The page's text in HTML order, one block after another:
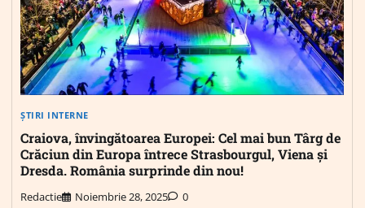
ȘTIRI INTERNE
Craiova, învingătoarea Europei: Cel mai bun Târg de
Crăciun din Europa întrece Strasbourgul, Viena și
Dresda. România surprinde din nou!
Redactie Noiembrie 28, 2025 0